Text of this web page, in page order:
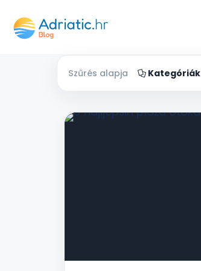
Szűrés alapja Kategóriák